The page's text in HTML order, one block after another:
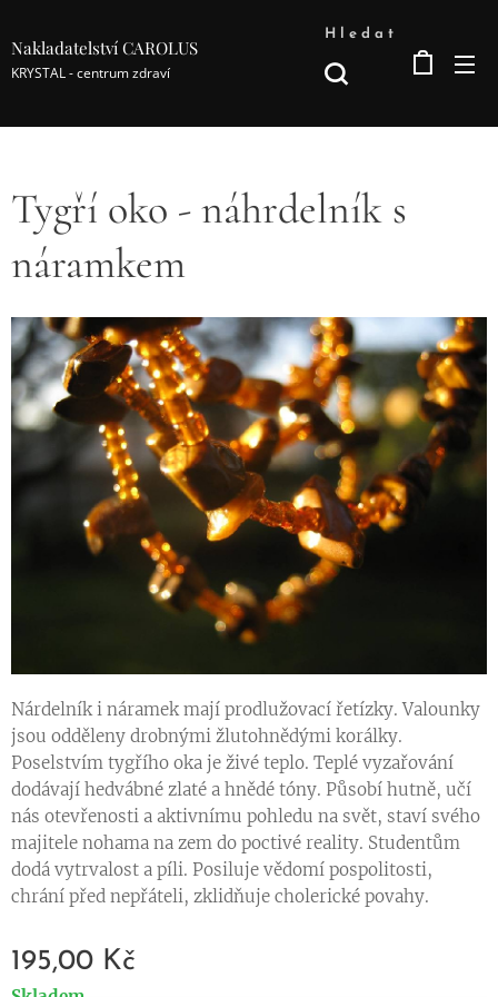
Nakladatelství CAROLUS
KRYSTAL - centrum zdraví
Hledat
Tygří oko - náhrdelník s
náramkem
Nárdelník i náramek mají prodlužovací řetízky. Valounky
jsou odděleny drobnými žlutohnědými korálky.
Poselstvím tygřího oka je živé teplo. Teplé vyzařování
dodávají hedvábné zlaté a hnědé tóny. Působí hutně, učí
nás otevřenosti a aktivnímu pohledu na svět, staví svého
majitele nohama na zem do poctivé reality. Studentům
dodá vytrvalost a píli. Posiluje vědomí pospolitosti,
chrání před nepřáteli, zklidňuje cholerické povahy.
195,00 Kč